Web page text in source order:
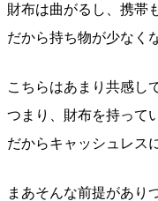
財布は曲がるし、携帯
だから持ち物が少なく
こちらはあまり共感し
つまり、財布を持って
だからキャッシュレス
まあそんな前提があり